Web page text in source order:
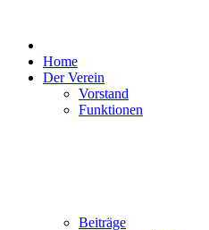
Home
Der Verein
Vorstand
Funktionen
Beiträge